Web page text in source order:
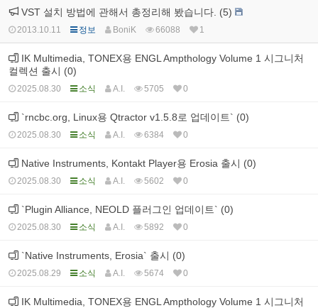
VST 설치 방법에 관해서 총정리해 봤습니다. (5)
2013.10.11 정보 BoniK 66088 1
IK Multimedia, TONEX용 ENGL Ampthology Volume 1 시그니처
컬렉션 출시 (0)
2025.08.30 소식 A.I. 5705 0
`rncbc.org, Linux용 Qtractor v1.5.8로 업데이트` (0)
2025.08.30 소식 A.I. 6384 0
Native Instruments, Kontakt Player용 Erosia 출시 (0)
2025.08.30 소식 A.I. 5602 0
`Plugin Alliance, NEOLD 플러그인 업데이트` (0)
2025.08.30 소식 A.I. 5892 0
`Native Instruments, Erosia` 출시 (0)
2025.08.29 소식 A.I. 5674 0
IK Multimedia, TONEX용 ENGL Ampthology Volume 1 시그니처